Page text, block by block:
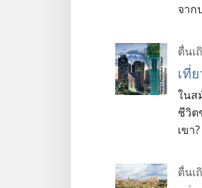
จาก
ตื่นเ
เที่
ในส
ชีวิต
เขา?
ตื่นเ